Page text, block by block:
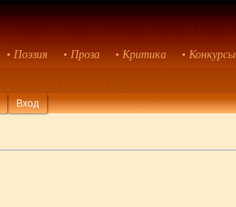
• Поэзия • Проза • Критика • Конкурсы
Вход